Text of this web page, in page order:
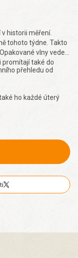
historii měření.
tohoto týdne. Takto
vlny veder
promítají také do
přehledu od
ho každé úterý